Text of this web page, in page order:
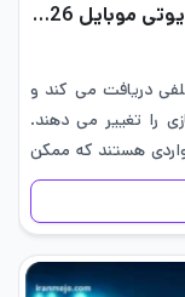
آموزش بهترین تنظیمات گرافیکی کالاف دیوتی موبایل 2026
دریافت می کند و
را تغییر می دهند.
هستند که ممکن